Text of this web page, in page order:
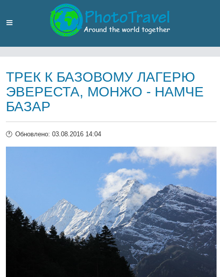
ТРЕК К БАЗОВОМУ ЛАГЕРЮ
ЭВЕРЕСТА, МОНЖО - НАМЧЕ
БАЗАР
Обновлено: 03.08.2016 14:04